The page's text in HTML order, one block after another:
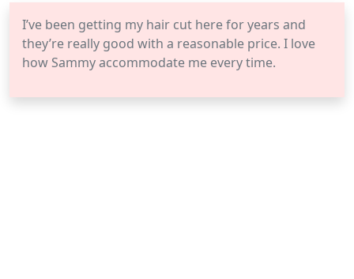
I’ve been getting my hair cut here for years and
they’re really good with a reasonable price. I love
how Sammy accommodate me every time.